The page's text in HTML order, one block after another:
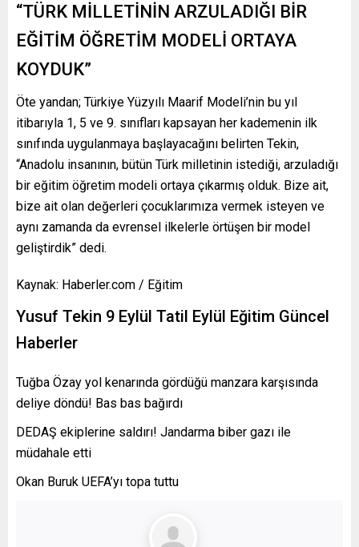
“TÜRK MİLLETİNİN ARZULADIĞI BİR
EĞİTİM ÖĞRETİM MODELİ ORTAYA
KOYDUK”
Öte yandan; Türkiye Yüzyılı Maarif Modeli’nin bu yıl
itibarıyla 1, 5 ve 9. sınıfları kapsayan her kademenin ilk
sınıfında uygulanmaya başlayacağını belirten Tekin,
“Anadolu insanının, bütün Türk milletinin istediği, arzuladığı
bir eğitim öğretim modeli ortaya çıkarmış olduk. Bize ait,
bize ait olan değerleri çocuklarımıza vermek isteyen ve
aynı zamanda da evrensel ilkelerle örtüşen bir model
geliştirdik” dedi.
Kaynak: Haberler.com / Eğitim
Yusuf Tekin 9 Eylül Tatil Eylül Eğitim Güncel
Haberler
Tuğba Özay yol kenarında gördüğü manzara karşısında
deliye döndü! Bas bas bağırdı
DEDAŞ ekiplerine saldırı! Jandarma biber gazı ile
müdahale etti
Okan Buruk UEFA’yı topa tuttu